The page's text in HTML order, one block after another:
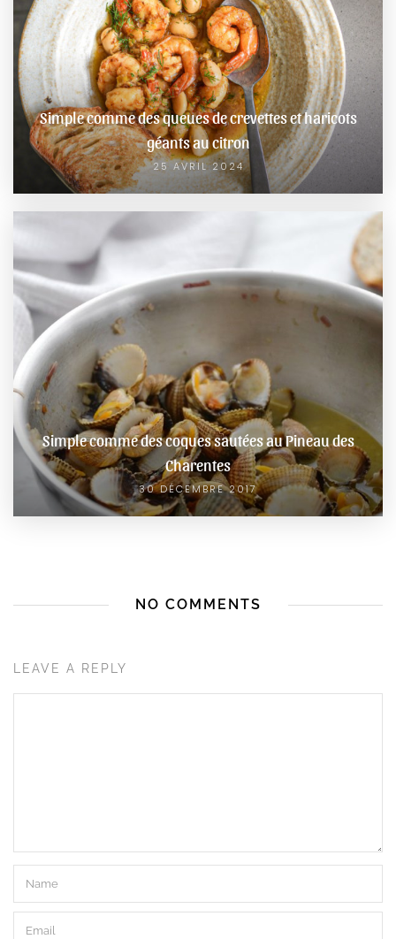
Simple comme des queues de crevettes et haricots
géants au citron
25 AVRIL 2024
Simple comme des coques sautées au Pineau des
Charentes
30 DÉCEMBRE 2017
NO COMMENTS
LEAVE A REPLY